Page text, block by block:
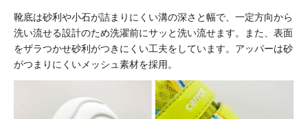
靴底は砂利や小石が詰まりにくい溝の深さと幅で、一定方向から
洗い流せる設計のため洗濯前にサッと洗い流せます。また、表面
をザラつかせ砂利がつきにくい工夫をしています。アッパーは砂
がつまりにくいメッシュ素材を採用。